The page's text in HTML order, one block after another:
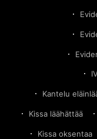
Kantelu
Kissa läähättää
Kissa oksentaa